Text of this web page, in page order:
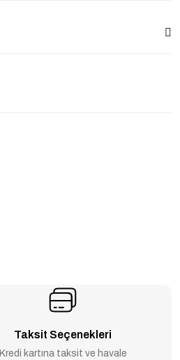
Taksit Seçenekleri
Kredi kartına taksit ve havale